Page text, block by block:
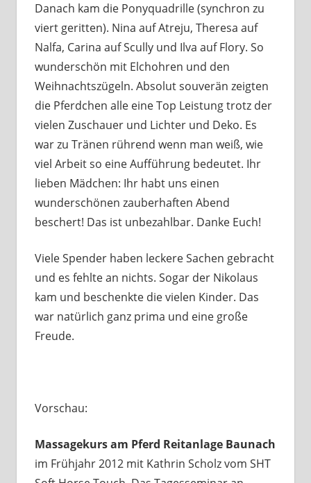
Danach kam die Ponyquadrille (synchron zu
viert geritten). Nina auf Atreju, Theresa auf
Nalfa, Carina auf Scully und Ilva auf Flory. So
wunderschön mit Elchohren und den
Weihnachtszügeln. Absolut souverän zeigten
die Pferdchen alle eine Top Leistung trotz der
vielen Zuschauer und Lichter und Deko. Es
war zu Tränen rührend wenn man weiß, wie
viel Arbeit so eine Aufführung bedeutet. Ihr
lieben Mädchen: Ihr habt uns einen
wunderschönen zauberhaften Abend
beschert! Das ist unbezahlbar. Danke Euch!
Viele Spender haben leckere Sachen gebracht
und es fehlte an nichts. Sogar der Nikolaus
kam und beschenkte die vielen Kinder. Das
war natürlich ganz prima und eine große
Freude.
Vorschau:
Massagekurs am Pferd Reitanlage Baunach
im Frühjahr 2012 mit Kathrin Scholz vom SHT